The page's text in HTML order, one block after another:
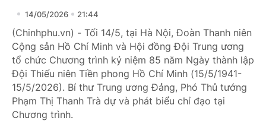
14/05/2026 21:44
(Chinhphu.vn) - Tối 14/5, tại Hà Nội, Đoàn Thanh niên
Cộng sản Hồ Chí Minh và Hội đồng Đội Trung ương
tổ chức Chương trình kỷ niệm 85 năm Ngày thành lập
Đội Thiếu niên Tiền phong Hồ Chí Minh (15/5/1941-
15/5/2026). Bí thư Trung ương Đảng, Phó Thủ tướng
Phạm Thị Thanh Trà dự và phát biểu chỉ đạo tại
Chương trình.